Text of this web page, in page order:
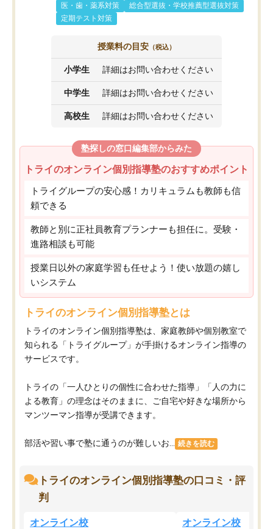
医・歯・薬系対策
総合型選抜・学校推薦型選抜対策
定期テスト対策
授業料の目安 （税込）
小学生 詳細はお問い合わせください
中学生 詳細はお問い合わせください
高校生 詳細はお問い合わせください
塾探しの窓口編集部からみた
トライのオンライン個別指導塾のおすすめポイント
トライグループの安心感！カリキュラムも教師も信
頼できる
教師と別に正社員教育プランナーも担任に。受験・
進路相談も可能
授業日以外の家庭学習も任せよう！使い放題の嬉し
いシステム
トライのオンライン個別指導塾とは
トライのオンライン個別指導塾は、家庭教師や個別教室で
知られる「トライグループ」が手掛けるオンライン指導の
サービスです。
トライの「一人ひとりの個性に合わせた指導」「人の力に
よる教育」の理念はそのままに、ご自宅や好きな場所から
マンツーマン指導が受講できます。
部活や習い事で塾に通うのが難しいお... 続きを読む
トライのオンライン個別指導塾の口コミ・評
判
オンライン校 オンライン校